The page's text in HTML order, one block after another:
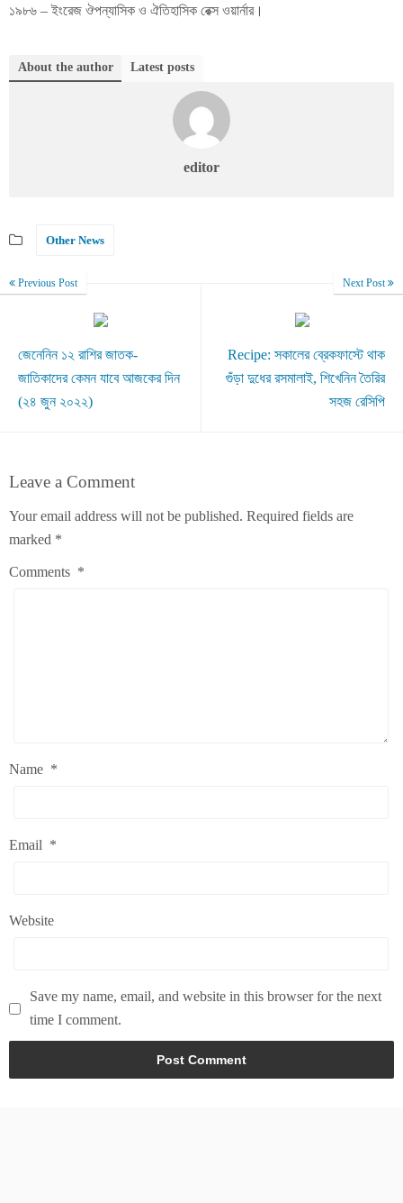
১৯৮৬ – ইংরেজ ঔপন্যাসিক ও ঐতিহাসিক রেক্স ওয়ার্নার।
About the author Latest posts
editor
Other News
Previous Post
জেনেনিন ১২ রাশির জাতক-
জাতিকাদের কেমন যাবে আজকের দিন
(২৪ জুন ২০২২)
Next Post
Recipe: সকালের ব্রেকফাস্টে থাক
গুঁড়া দুধের রসমালাই, শিখেনিন তৈরির
সহজ রেসিপি
Leave a Comment
Your email address will not be published. Required fields are
marked *
Comments *
Name *
Email *
Website
Save my name, email, and website in this browser for the next
time I comment.